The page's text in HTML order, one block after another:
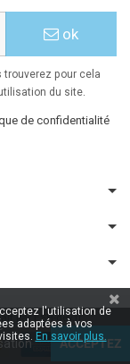
ok
pour cela
du site.
de confidentialité
par ESH-dev.fr
ACCEPTEZ
l'utilisation de
adaptées à vos
En savoir plus.